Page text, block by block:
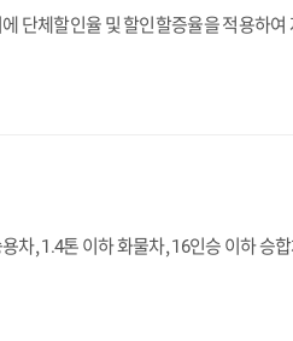
단체할인율 및 할인할증율을 적용하
차,1.4톤 이하 화물차,16인승 이하 승